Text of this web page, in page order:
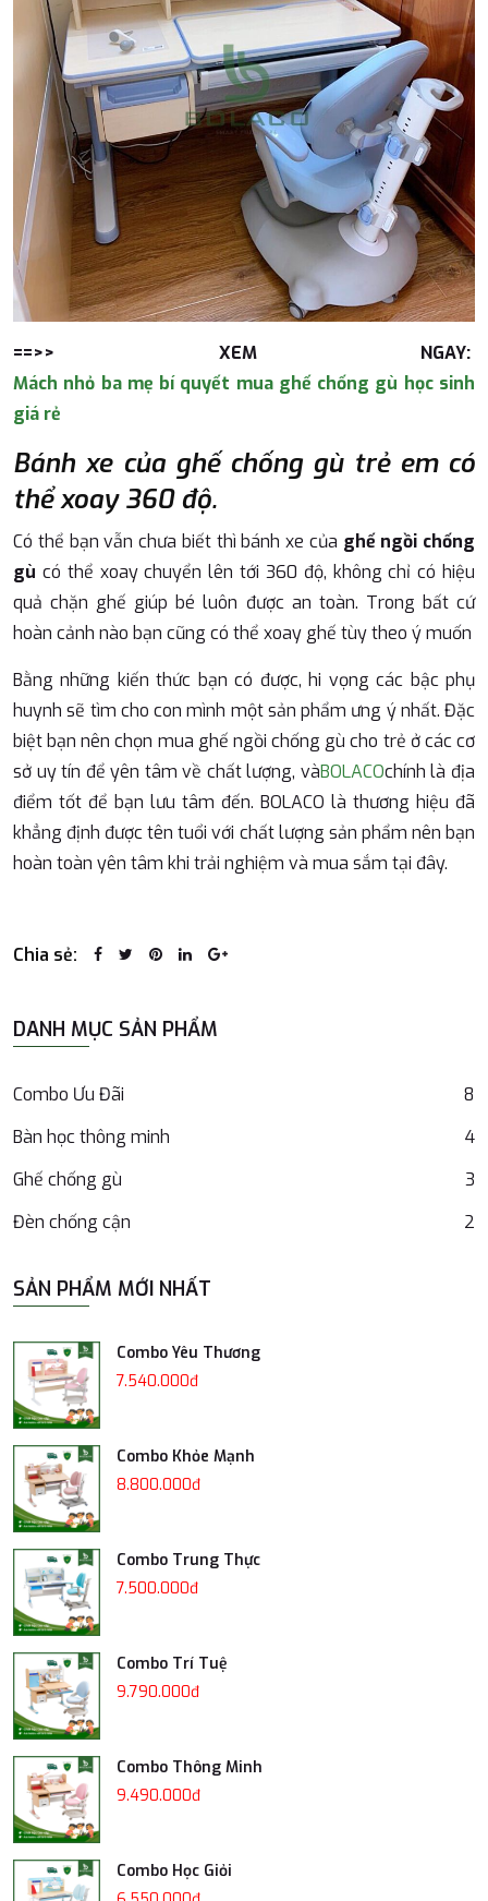
==>> XEM NGAY:
Mách nhỏ ba mẹ bí quyết mua ghế chống gù học sinh
giá rẻ
Bánh xe của ghế chống gù trẻ em có
thể xoay 360 độ.
Có thể bạn vẫn chưa biết thì bánh xe của ghế ngồi chống
gù có thể xoay chuyển lên tới 360 độ, không chỉ có hiệu
quả chặn ghế giúp bé luôn được an toàn. Trong bất cứ
hoàn cảnh nào bạn cũng có thể xoay ghế tùy theo ý muốn
Bằng những kiến thức bạn có được, hi vọng các bậc phụ
huynh sẽ tìm cho con mình một sản phẩm ưng ý nhất. Đặc
biệt bạn nên chọn mua ghế ngồi chống gù cho trẻ ở các cơ
sở uy tín để yên tâm về chất lượng, vàBOLACOchính là địa
điểm tốt để bạn lưu tâm đến. BOLACO là thương hiệu đã
khẳng định được tên tuổi với chất lượng sản phẩm nên bạn
hoàn toàn yên tâm khi trải nghiệm và mua sắm tại đây.
Chia sẻ:
DANH MỤC SẢN PHẨM
Combo Ưu Đãi
8
Bàn học thông minh
4
Ghế chống gù
3
Đèn chống cận
2
SẢN PHẨM MỚI NHẤT
Combo Yêu Thương
7.540.000đ
Combo Khỏe Mạnh
8.800.000đ
Combo Trung Thực
7.500.000đ
Combo Trí Tuệ
9.790.000đ
Combo Thông Minh
9.490.000đ
Combo Học Giỏi